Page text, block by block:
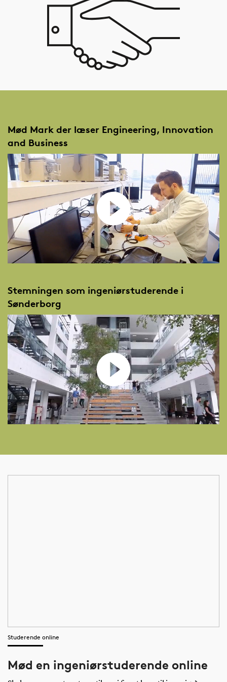
Specialet ligger på det sidste semester og vil typisk blive
gennemført i eller i samarbejde med en industrivirksomhed.
Undervisningen foregår på engelsk i et internationalt
studiemiljø i Sønderborg.
and Business?
Hvad kan jeg blive med Engineering,
Innovation and Business?
Hvor kan jeg læse Engineering, Innovation
and Business?
Hvor lang tid tager det at læse
Engineering, Innovation and Business?
Mød Mark der læser Engineering, Innovation
and Business
Stemningen som ingeniørstuderende i
Sønderborg
Studerende online
Mød en ingeniørstuderende online